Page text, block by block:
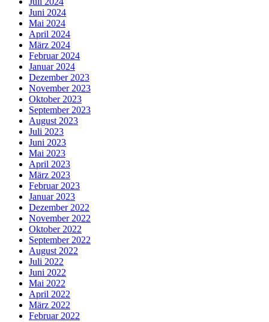
Juni 2024
Mai 2024
April 2024
März 2024
Februar 2024
Januar 2024
Dezember 2023
November 2023
Oktober 2023
September 2023
August 2023
Juli 2023
Juni 2023
Mai 2023
April 2023
März 2023
Februar 2023
Januar 2023
Dezember 2022
November 2022
Oktober 2022
September 2022
August 2022
Juli 2022
Juni 2022
Mai 2022
April 2022
März 2022
Februar 2022